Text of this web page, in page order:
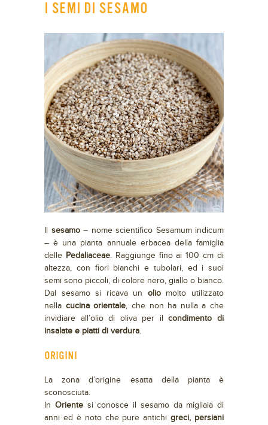
I SEMI DI SESAMO
sesamo– nome scientifico Sesamum indicum
– è una pianta annuale erbacea della famiglia
delle Pedaliaceae. Raggiunge fino ai 100 cm di
altezza, con fiori bianchi e tubolari, ed i suoi
semi sono piccoli, di colore nero, giallo o bianco.
Dal sesamo si ricava un oliomolto utilizzato
nella cucina orientale, che non ha nulla a che
invidiare all’olio di oliva per ilcondimento di
insalate e piatti di verdura.
ORIGINI
La zona d’origine esatta della pianta è
sconosciuta.
In Orientesi conosce il sesamo da migliaia di
anni ed è noto che pure antichigreci, persiani